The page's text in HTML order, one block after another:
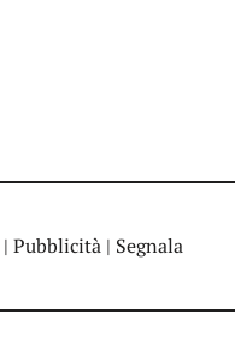
| Pubblicità | Segnala